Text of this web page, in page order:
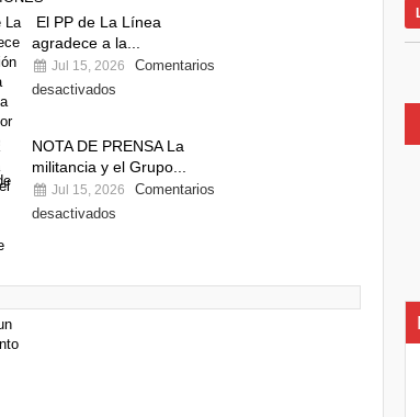
El PP de La Línea
agradece a la...
Jul 15, 2026
Comentarios
desactivados
NOTA DE PRENSA La
militancia y el Grupo...
Jul 15, 2026
Comentarios
desactivados